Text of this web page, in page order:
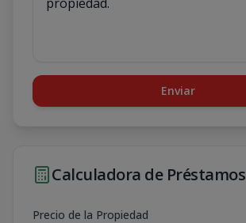
Enviar
Calculadora de Préstamos
Precio de la Propiedad